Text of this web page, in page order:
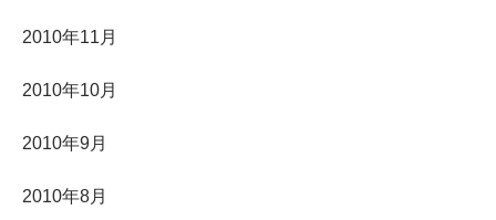
2010年11月
2010年10月
2010年9月
2010年8月